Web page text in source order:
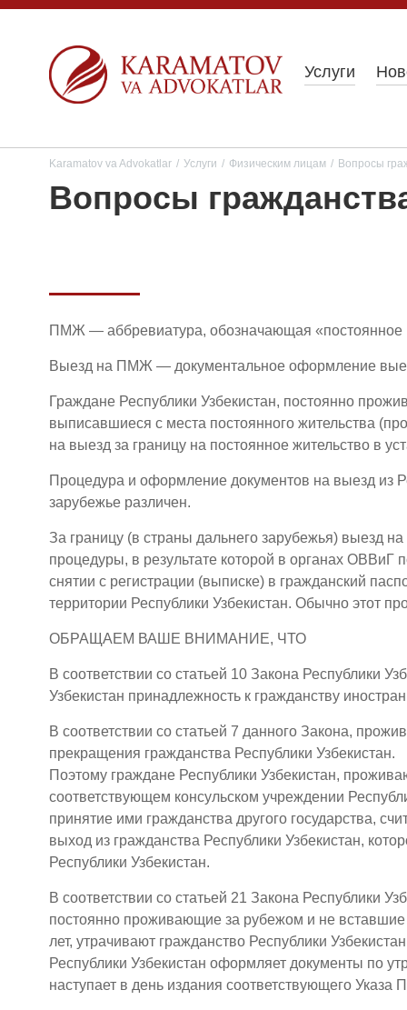
Услуги
Karamatov va Advokatlar / Услуги / Физическим лицам / Вопросы
Вопросы
ПМЖ — аббревиатура, обозначающая «постоянное
Выезд на ПМЖ — документальное оформление
Граждане Республики Узбекистан, постоянно
выписавшиеся с места постоянного жительства
на выезд за границу на постоянное жительство в
Процедура и оформление документов на выезд
зарубежье различен.
За границу (в страны дальнего зарубежья) выезд
процедуры, в результате которой в органах ОВВиГ
снятии с регистрации (выписке) в гражданский
территории Республики Узбекистан. Обычно этот
ОБРАЩАЕМ ВАШЕ ВНИМАНИЕ, ЧТО
В соответствии со статьей 10 Закона Республики
Узбекистан принадлежность к гражданству
В соответствии со статьей 7 данного Закона,
прекращения гражданства Республики Узбекистан.
Поэтому граждане Республики Узбекистан,
соответствующем консульском учреждении
принятие ими гражданства другого государства,
выход из гражданства Республики Узбекистан,
Республики Узбекистан.
В соответствии со статьей 21 Закона Республики
постоянно проживающие за рубежом и не вставшие
лет, утрачивают гражданство Республики
Республики Узбекистан оформляет документы по
наступает в день издания соответствующего Указа